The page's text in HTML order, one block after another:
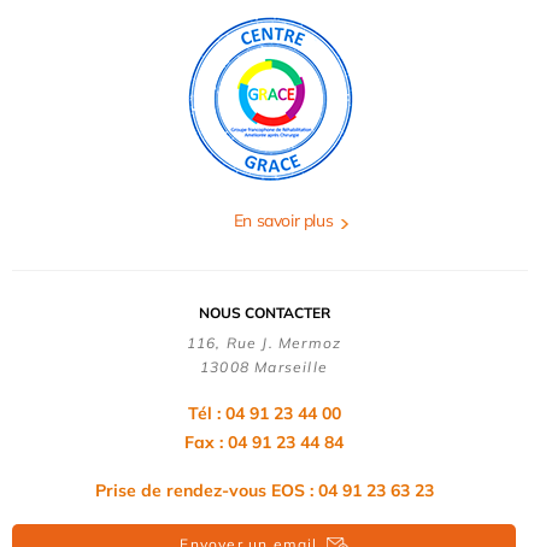
En savoir plus
NOUS CONTACTER
116, Rue J. Mermoz
13008 Marseille
Tél : 04 91 23 44 00
Fax : 04 91 23 44 84
Prise de rendez-vous EOS : 04 91 23 63 23